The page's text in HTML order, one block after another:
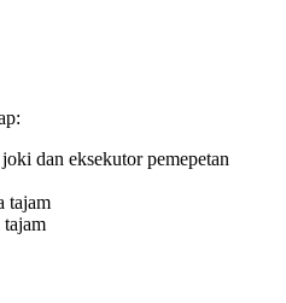
dan eksekutor pemepetan
tajam
tajam